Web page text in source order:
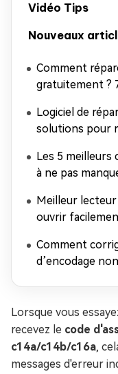
Vidéo Tips
Nouveaux
Comment
gratuitement ?
Logiciel de
solutions pour
Les 5 meilleurs
à ne pas
Meilleur
ouvrir
Comment
d’encodage
Lorsque vous
recevez le code
c14a/c14b/c16a,
messages d'erreur